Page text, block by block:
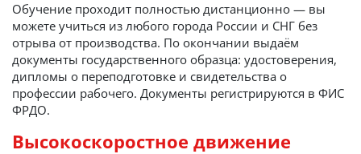
Обучение проходит полностью дистанционно — вы
можете учиться из любого города России и СНГ без
отрыва от производства. По окончании выдаём
документы государственного образца: удостоверения,
дипломы о переподготовке и свидетельства о
профессии рабочего. Документы регистрируются в ФИС
ФРДО.
Высокоскоростное движение